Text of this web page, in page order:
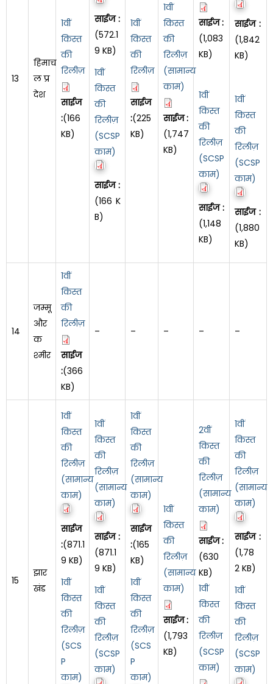
13
हिमाच
ल प्र
देश
1वीं
किस्त
की
रिलीज़
साईज
:(166
KB)
साईज :
(572.1
9 KB)
1वीं
किस्त
की
रिलीज़
(SCSP
काम)
साईज :
(166 K
B)
1वीं
किस्त
की
रिलीज़
साईज
:(225
KB)
1वीं
किस्त
की
रिलीज़
(सामान्य
काम)
साईज :
(1,747
KB)
साईज :
(1,083
KB)
1वीं
किस्त
की
रिलीज़
(SCSP
काम)
साईज :
(1,148
KB)
साईज :
(1,842
KB)
1वीं
किस्त
की
रिलीज़
(SCSP
काम)
साईज :
(1,880
KB)
14
जम्मू
और
क
श्मीर
1वीं
किस्त
की
रिलीज़
साईज
:(366
KB)
– – – – –
15
झार
खंड
1वीं
किस्त
की
रिलीज़
(सामान्य
काम)
साईज
:(871.1
9 KB)
1वीं
किस्त
की
रिलीज़
(SCS
P
काम)
1वीं
किस्त
की
रिलीज़
(सामान्य
काम)
साईज :
(871.1
9 KB)
1वीं
किस्त
की
रिलीज़
(SCSP
काम)
1वीं
किस्त
की
रिलीज़
(सामान्य
काम)
साईज
:(165
KB)
1वीं
किस्त
की
रिलीज़
(SCS
P
काम)
1वीं
किस्त
की
रिलीज़
(सामान्य
काम)
साईज :
(1,793
KB)
2वीं
किस्त
की
रिलीज़
(सामान्य
काम)
साईज :
(630
KB)
1वीं
किस्त
की
रिलीज़
(SCSP
काम)
1वीं
किस्त
की
रिलीज़
(सामान्य
काम)
साईज :
(1,78
2 KB)
1वीं
किस्त
की
रिलीज़
(SCSP
काम)